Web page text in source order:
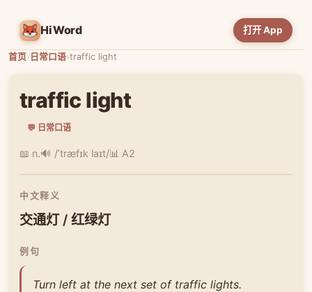
HiWord 打开 App
首页› 日常口语›traffic light
traffic light
💬 日常口语
📖 n.🔊 /ˈtræfɪk laɪt/📊 A2
中文释义
交通灯 / 红绿灯
例句
Turn left at the next set of traffic lights.